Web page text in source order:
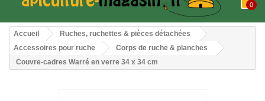
0
Accueil
Ruches, ruchettes & pièces détachées
Accessoires pour ruche
Corps de ruche & planches
Couvre-cadres Warré en verre 34 x 34 cm